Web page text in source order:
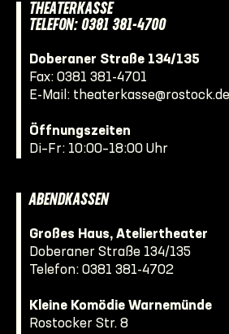
THEATERKASSE
TELEFON: 0381 381-4700
Doberaner Straße 134/135
Fax: 0381 381-4701
E-Mail: theaterkasse@rostock.de
Öffnungszeiten
Di–Fr: 10:00–18:00 Uhr
ABENDKASSEN
Großes Haus, Ateliertheater
Doberaner Straße 134/135
Telefon: 0381 381-4702
Kleine Komödie Warnemünde
Rostocker Str. 8